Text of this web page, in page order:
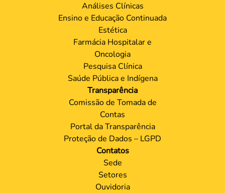
Análises Clínicas
Ensino e Educação Continuada
Estética
Farmácia Hospitalar e
Oncologia
Pesquisa Clínica
Saúde Pública e Indígena
Transparência
Comissão de Tomada de
Contas
Portal da Transparência
Proteção de Dados – LGPD
Contatos
Sede
Setores
Ouvidoria